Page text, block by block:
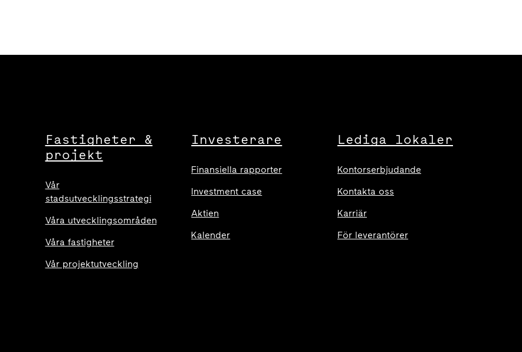
Fastigheter &
projekt
Vår
stadsutvecklingsstrategi
Våra utvecklingsområden
Våra fastigheter
Vår projektutveckling
Investerare
Finansiella rapporter
Investment case
Aktien
Kalender
Lediga lokaler
Kontorserbjudande
Kontakta oss
Karriär
För leverantörer